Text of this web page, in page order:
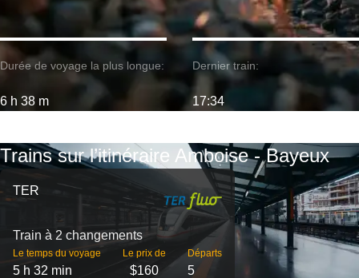
Durée de voyage la plus longue:
6 h 38 m
Dernier train:
17:34
Trains sur l’itinéraire Amboise - Bayeux
TER
Train à 2 changements
Le temps du voyage
5 h 32 min
Le prix de
$160
Départs
5